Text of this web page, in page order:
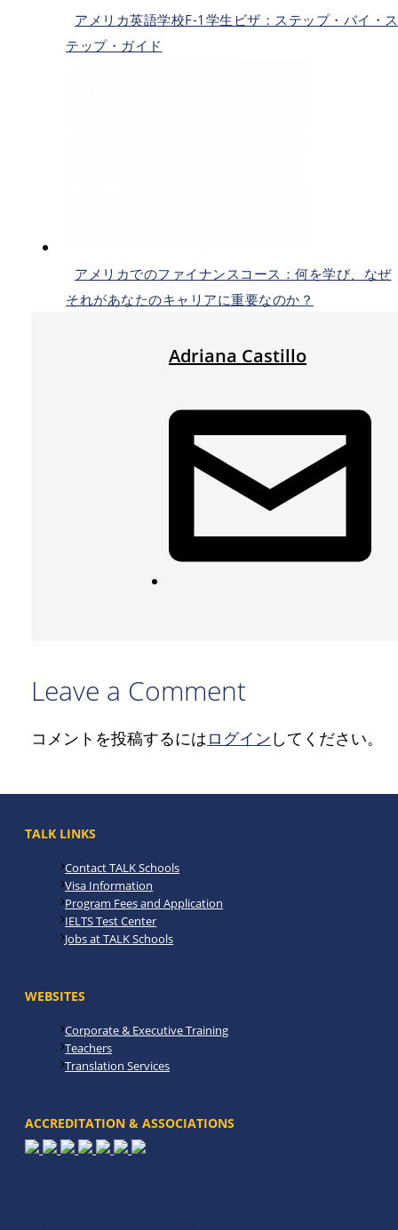
アメリカ英語学校F-1学生ビザ：ステップ・バイ・ス
テップ・ガイド
アメリカでのファイナンスコース：何を学び、なぜ
それがあなたのキャリアに重要なのか？
Adriana Castillo
Leave a Comment
コメントを投稿するにはログイン してください。
TALK LINKS
Contact TALK Schools
Visa Information
Program Fees and Application
IELTS Test Center
Jobs at TALK Schools
WEBSITES
Corporate & Executive Training
Teachers
Translation Services
ACCREDITATION & ASSOCIATIONS